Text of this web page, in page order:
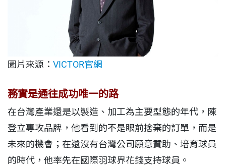
圖片來源： VICTOR官網
務實是通往成功唯一的路
在台灣產業還是以製造、加工為主要型態的年代，陳
登立專攻品牌，他看到的不是眼前捨棄的訂單，而是
未來的機會；在還沒有台灣公司願意贊助、培育球員
的時代，他率先在國際羽球界花錢支持球員。